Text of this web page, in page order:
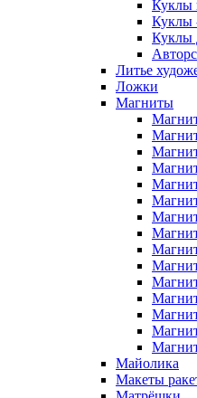
Куклы
Куклы
Куклы
Литье
Ложки
Магниты
Майолика
Макеты